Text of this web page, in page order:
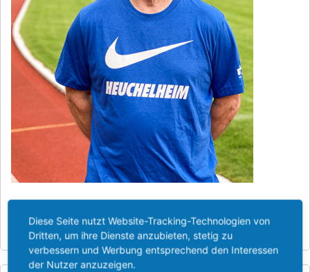
Holger Hofmann
Telefon: 0151 - 59438864
Diese Seite nutzt Website-Tracking-Technologien von
Dritten, um ihre Dienste anzubieten, stetig zu
verbessern und Werbung entsprechend den Interessen
der Nutzer anzuzeigen.